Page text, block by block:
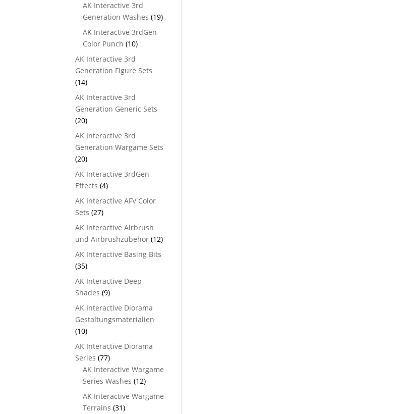
AK Interactive 3rd
Generation Washes (19)
AK Interactive 3rdGen
Color Punch (10)
AK Interactive 3rd
Generation Figure Sets
(14)
AK Interactive 3rd
Generation Generic Sets
(20)
AK Interactive 3rd
Generation Wargame Sets
(20)
AK Interactive 3rdGen
Effects (4)
AK Interactive AFV Color
Sets (27)
AK Interactive Airbrush
und Airbrushzubehör (12)
AK Interactive Basing Bits
(35)
AK Interactive Deep
Shades (9)
AK Interactive Diorama
Gestaltungsmaterialien
(10)
AK Interactive Diorama
Series (77)
AK Interactive Wargame
Series Washes (12)
AK Interactive Wargame
Terrains (31)